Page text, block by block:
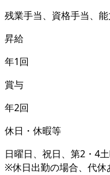
残業手当、資格手当、
昇給
年1回
賞与
年2回
休日・休暇等
日曜日、祝日、第2・4
※休日出勤の場合、代休